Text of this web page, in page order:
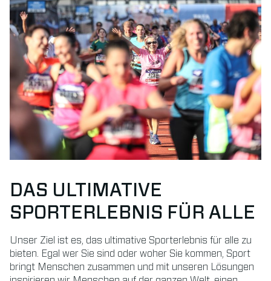
DAS ULTIMATIVE
SPORTERLEBNIS FÜR ALLE
Unser Ziel ist es, das ultimative Sporterlebnis für alle zu
bieten. Egal wer Sie sind oder woher Sie kommen, Sport
bringt Menschen zusammen und mit unseren Lösungen